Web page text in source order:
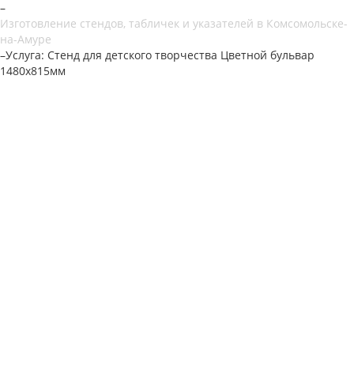
–
Изготовление стендов, табличек и указателей в Комсомольске-
на-Амуре
–Услуга: Стенд для детского творчества Цветной бульвар
1480х815мм